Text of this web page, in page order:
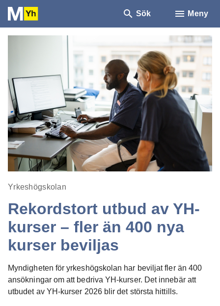
Sök Meny
Yrkeshögskolan
Rekordstort utbud av YH-
kurser – fler än 400 nya
kurser beviljas
Myndigheten för yrkeshögskolan har beviljat fler än 400
ansökningar om att bedriva YH-kurser. Det innebär att
utbudet av YH-kurser 2026 blir det största hittills.